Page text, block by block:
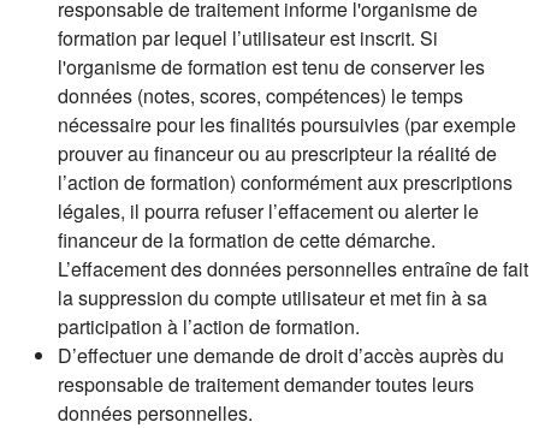
responsable de traitement informe l'organisme de
formation par lequel l’utilisateur est inscrit. Si
l'organisme de formation est tenu de conserver les
données (notes, scores, compétences) le temps
nécessaire pour les finalités poursuivies (par exemple
prouver au financeur ou au prescripteur la réalité de
l’action de formation) conformément aux prescriptions
légales, il pourra refuser l’effacement ou alerter le
financeur de la formation de cette démarche.
L’effacement des données personnelles entraîne de fait
la suppression du compte utilisateur et met fin à sa
participation à l’action de formation.
D’effectuer une demande de droit d’accès auprès du
responsable de traitement demander toutes leurs
données personnelles.